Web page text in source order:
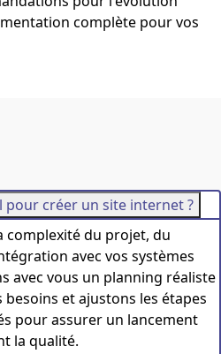
complète pour vos
pour créer un site internet ?
complexité du projet, du
avec vos systèmes
avec vous un planning réaliste
besoins et ajustons les étapes
pour assurer un lancement
la qualité.